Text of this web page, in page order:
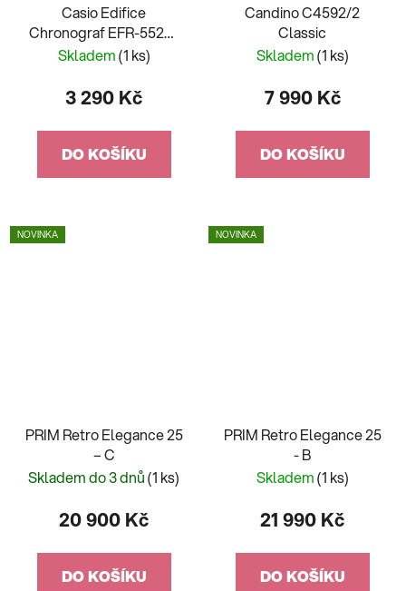
Casio Edifice
Chronograf EFR-552D-
2AVUEF
Skladem(1 ks)
3 290 Kč
DO KOŠÍKU
Candino C4592/2
Classic
Skladem(1 ks)
7 990 Kč
DO KOŠÍKU
NOVINKA
PRIM Retro Elegance 25
– C
Skladem do 3 dnů(1 ks)
20 900 Kč
DO KOŠÍKU
NOVINKA
PRIM Retro Elegance 25
- B
Skladem(1 ks)
21 990 Kč
DO KOŠÍKU